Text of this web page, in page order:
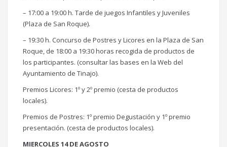
– 17:00 a 19:00 h. Tarde de juegos Infantiles y Juveniles
(Plaza de San Roque).
– 19:30 h. Concurso de Postres y Licores en la Plaza de San
Roque, de 18:00 a 19:30 horas recogida de productos de
los participantes. (consultar las bases en la Web del
Ayuntamiento de Tinajo).
Premios Licores: 1º y 2º premio (cesta de productos
locales).
Premios de Postres: 1º premio Degustación y 1º premio
presentación. (cesta de productos locales).
MIERCOLES 14 DE AGOSTO